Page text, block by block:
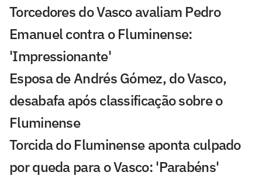
Torcedores do Vasco avaliam Pedro
Emanuel contra o Fluminense:
'Impressionante'
Esposa de Andrés Gómez, do Vasco,
desabafa após classificação sobre o
Fluminense
Torcida do Fluminense aponta culpado
por queda para o Vasco: 'Parabéns'